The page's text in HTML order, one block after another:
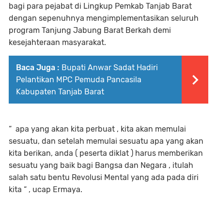
bagi para pejabat di Lingkup Pemkab Tanjab Barat
dengan sepenuhnya mengimplementasikan seluruh
program Tanjung Jabung Barat Berkah demi
kesejahteraan masyarakat.
Baca Juga : Bupati Anwar Sadat Hadiri
Pelantikan MPC Pemuda Pancasila
Kabupaten Tanjab Barat
“ apa yang akan kita perbuat , kita akan memulai
sesuatu, dan setelah memulai sesuatu apa yang akan
kita berikan, anda ( peserta diklat ) harus memberikan
sesuatu yang baik bagi Bangsa dan Negara , itulah
salah satu bentu Revolusi Mental yang ada pada diri
kita “ , ucap Ermaya.